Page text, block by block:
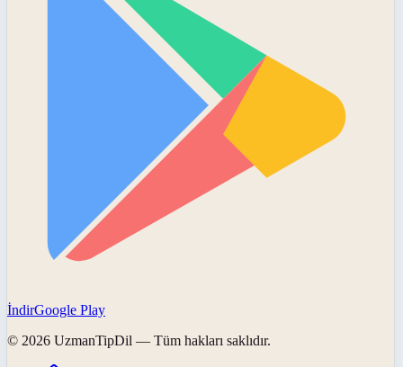
İndirGoogle Play
© 2026 UzmanTipDil — Tüm hakları saklıdır.